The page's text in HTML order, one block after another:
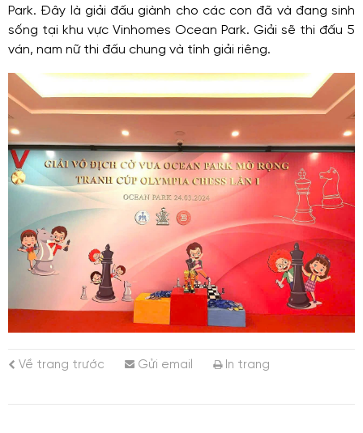
Park. Đây là giải đấu giành cho các con đã và đang sinh
sống tại khu vực Vinhomes Ocean Park. Giải sẽ thi đấu 5
ván, nam nữ thi đấu chung và tính giải riêng.
Về trang trước Gửi email In trang